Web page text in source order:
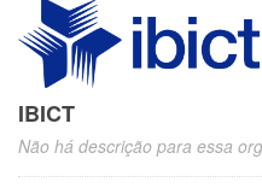
IBICT
Não há descrição para essa